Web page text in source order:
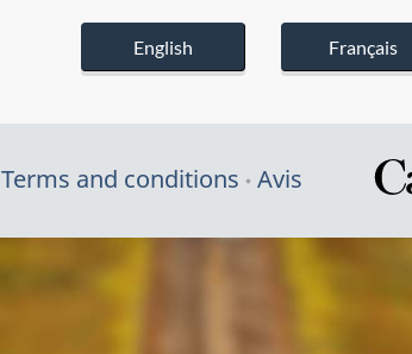
English Français
Terms and conditions Avis